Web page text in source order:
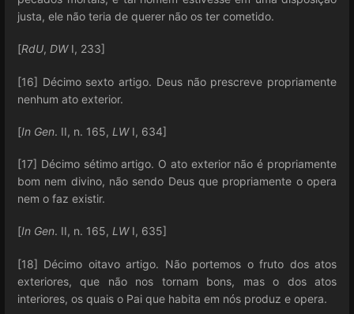
justa, ele não teria de querer não os ter cometido.
[RdU, DWI, 233]
[16] Décimo sexto artigo. Deus não prescreve propriamente
nenhum ato exterior.
[In Gen. II, n. 165, LWI, 634]
[17] Décimo sétimo artigo. O ato exterior não é propriamente
bom nem divino, não sendo Deus que propriamente o opera
nem o faz existir.
[In Gen. II, n. 165, LWI, 635]
[18] Décimo oitavo artigo. Não portemos o fruto dos atos
exteriores, que não nos tornam bons, mas o dos atos
interiores, os quais o Pai que habita em nós produz e opera.